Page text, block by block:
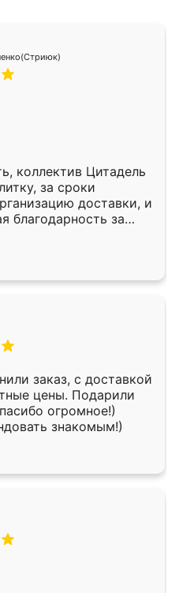
коллектив Цитадель
за сроки
доставки, и
благодарность за
за два дня 70 кв,
заказ, с доставкой
цены. Подарили
огромное!)
знакомым!)